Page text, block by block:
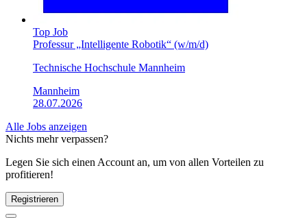
Top Job
Professur „Intelligente Robotik“ (w/m/d)
Technische Hochschule Mannheim
Mannheim
28.07.2026
Alle Jobs anzeigen
Nichts mehr verpassen?
Legen Sie sich einen Account an, um von allen Vorteilen zu
profitieren!
Registrieren